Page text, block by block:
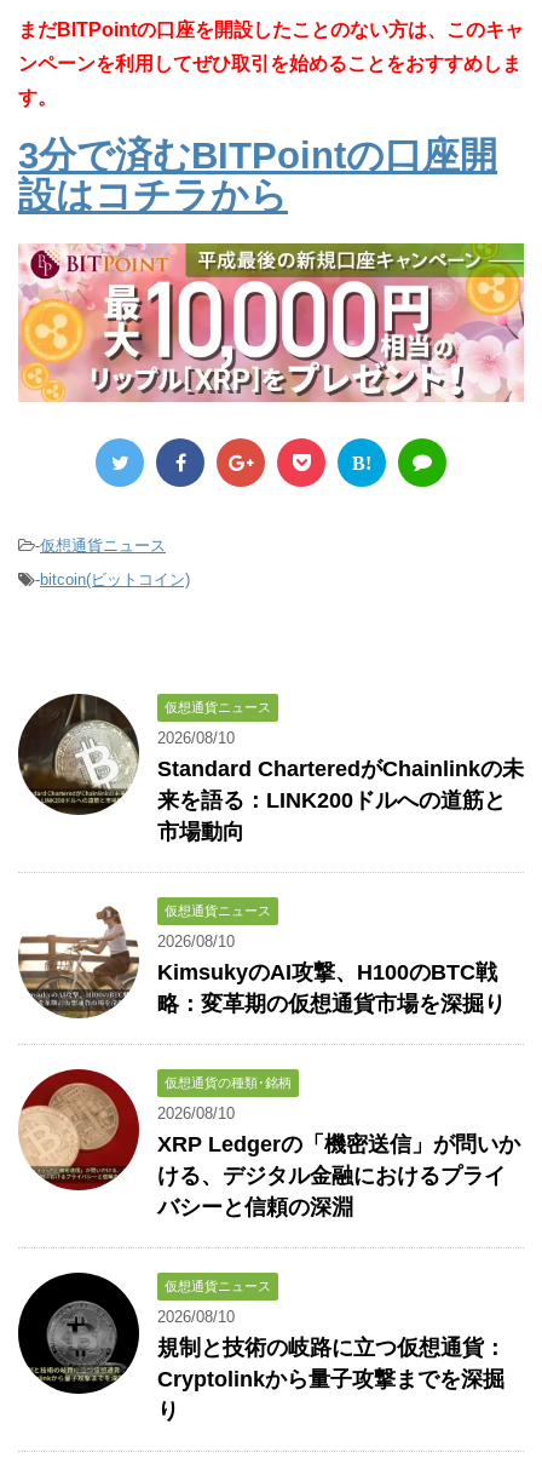
まだBITPointの口座を開設したことのない方は、このキャ
ンペーンを利用してぜひ取引を始めることをおすすめしま
す。
3分で済むBITPointの口座開
設はコチラから
B!
-仮想通貨ニュース
-bitcoin(ビットコイン)
仮想通貨ニュース
2026/08/10
Standard CharteredがChainlinkの未
来を語る：LINK200ドルへの道筋と
市場動向
仮想通貨ニュース
2026/08/10
KimsukyのAI攻撃、H100のBTC戦
略：変革期の仮想通貨市場を深掘り
仮想通貨の種類･銘柄
2026/08/10
XRP Ledgerの「機密送信」が問いか
ける、デジタル金融におけるプライ
バシーと信頼の深淵
仮想通貨ニュース
2026/08/10
規制と技術の岐路に立つ仮想通貨：
Cryptolinkから量子攻撃までを深掘
り